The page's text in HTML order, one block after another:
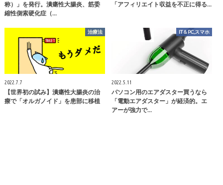
称）」を発行。潰瘍性大腸炎、筋委
縮性側索硬化症（…
「アフィリエイト収益を不正に得る…
治療法
2022.7.7
【世界初の試み】潰瘍性大腸炎の治
療で「オルガノイド」を患部に移植
IT＆PC,スマホ
2022.5.11
パソコン用のエアダスター買うなら
「電動エアダスター」が経済的。エ
アーが強力で…